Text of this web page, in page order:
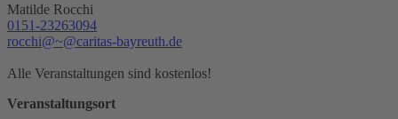
Matilde Rocchi
0151-23263094
rocchi@~@caritas-bayreuth.de
Alle Veranstaltungen sind kostenlos!
Veranstaltungsort